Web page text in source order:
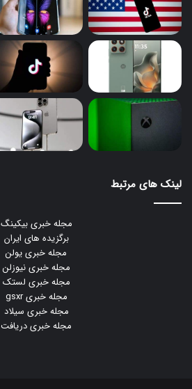
لینک های مرتبط
مجله خبری بیکینگ
برگزیده های ایران
مجله خبری یولن
مجله خبری نیوزلن
مجله خبری لستک
مجله خبری gsxr
مجله خبری سیلاد
مجله خبری دریافت